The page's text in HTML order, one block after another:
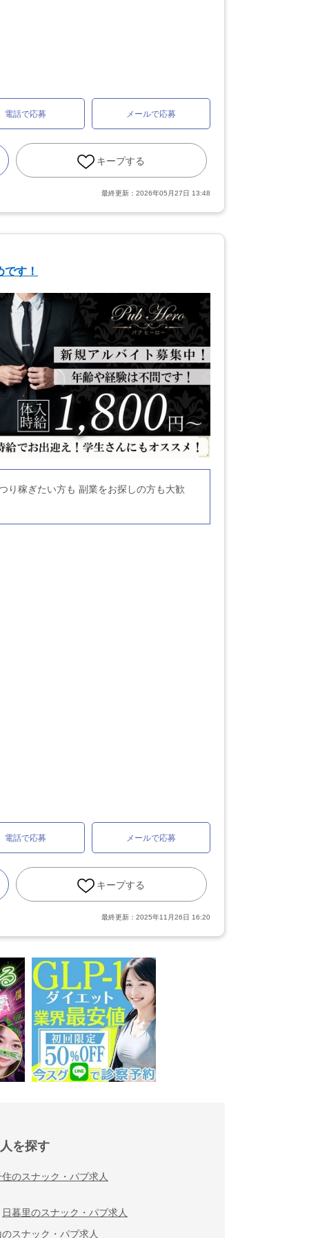
電話で応募 メールで応募
キープする
最終更新： 2026年05月27日 13:48
す！
り稼ぎたい方も 副業をお探しの方も大歓
電話で応募 メールで応募
キープする
最終更新： 2025年11月26日 16:20
を探す
のスナック・パブ求人
日暮里のスナック・パブ求人
スナック・パブ求人